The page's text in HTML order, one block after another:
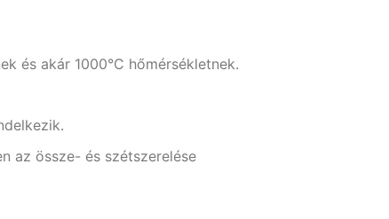
és akár 1000°C hőmérsékletnek.
az össze- és szétszerelése